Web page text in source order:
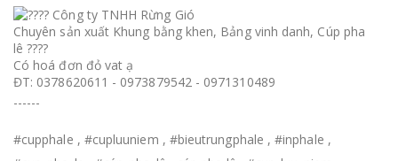
Công ty TNHH Rừng Gió
Chuyên sản xuất Khung bằng khen, Bảng vinh danh, Cúp pha
lê ????
Có hoá đơn đỏ vat ạ
ĐT: 0378620611 - 0973879542 - 0971310489
------
#cupphale , #cupluuniem , #bieutrungphale , #inphale ,